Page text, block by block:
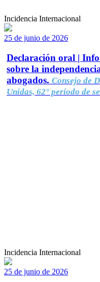
Incidencia Internacional
25 de junio de 2026
Declaración oral |
sobre la
abogados. Consejo de
Unidas, 62° período de
Incidencia Internacional
25 de junio de 2026